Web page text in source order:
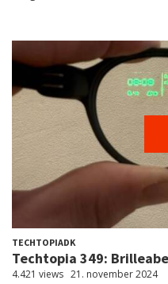
TECHTOPIADK
Techtopia 349:
4.421 views 21. november 2024